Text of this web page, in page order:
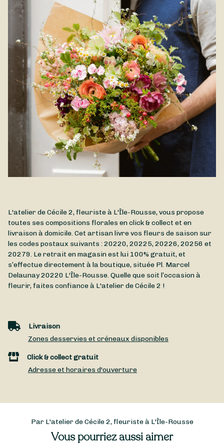
aux alentours.
L'atelier de Cécile 2, fleuriste à L'Île-Rousse, vous propose
toutes ses compositions florales en click & collect et en
livraison à domicile. Cet artisan livre vos fleurs de saison sur
les codes postaux suivants : 20220, 20225, 20226, 20256 et
20279. Le retrait en magasin est lui 100% gratuit, et
s’effectue directement à la boutique, située Pl. Marcel
Delaunay20220 L'Île-Rousse. Quelle que soit l’occasion à
fleurir, faites confiance à L'atelier de Cécile 2 !
Livraison
Zones desservies et créneaux disponibles
Click & collect gratuit
Adresse et horaires d'ouverture
Par L'atelier de Cécile 2, fleuriste à L'Île-Rousse
Vous pourriez aussi aimer